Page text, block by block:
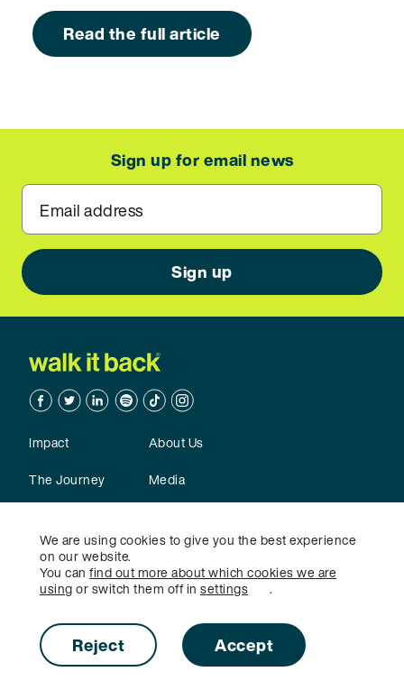
Read the full article
Sign up for email news
Email address
Facebook
TwitterLinkedin
Spotify
TikTok
Impact
The Journey
About Us
Media
Policy|Cookie Settings
Designed byNaked Ideas . Developed by Free Thinking
We are using cookies to give you the best experience
on our website.
You can find out more about which cookies we are
usingor switch them off in settings .
Accept
Reject